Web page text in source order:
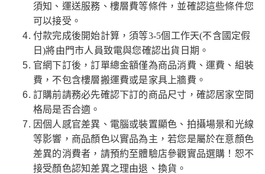
須知、運送服務、樓層費等條件，並確認這些條件您
可以接受。
付款完成後開始計算，須等3-5個工作天(不含國定假
日)將由門市人員致電與您確認出貨日期。
官網下訂後，訂單總金額僅為商品消費、運費、組裝
費，不包含樓層搬運費或是家具上牆費。
訂購前請務必先確認下訂的商品尺寸，確認居家空間
格局是否合適。
因個人感官差異、電腦或裝置顯色、拍攝場景和光線
等影響，商品顏色以實品為主，若您是屬於在意顏色
差異的消費者，請預約至體驗店參觀實品選購！恕不
接受顏色認知差異之理由退、換貨。